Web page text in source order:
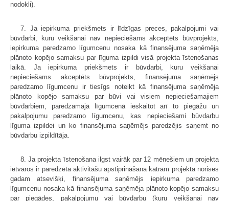
nodokli).
7. Ja iepirkuma priekšmets ir līdzīgas preces, pakalpojumi vai
būvdarbi, kuru veikšanai nav nepieciešams akceptēts būvprojekts,
iepirkuma paredzamo līgumcenu nosaka kā finansējuma saņēmēja
plānoto kopējo samaksu par līguma izpildi visā projekta īstenošanas
laikā. Ja iepirkuma priekšmets ir būvdarbi, kuru veikšanai
nepieciešams akceptēts būvprojekts, finansējuma saņēmējs
paredzamo līgumcenu ir tiesīgs noteikt kā finansējuma saņēmēja
plānoto kopējo samaksu par būvi vai visiem nepieciešamajiem
būvdarbiem, paredzamajā līgumcenā ieskaitot arī to piegāžu un
pakalpojumu paredzamo līgumcenu, kas nepieciešami būvdarbu
līguma izpildei un ko finansējuma saņēmējs paredzējis saņemt no
būvdarbu izpildītāja.
8. Ja projekta īstenošana ilgst vairāk par 12 mēnešiem un projekta
ietvaros ir paredzēta aktivitāšu apstiprināšana katram projekta norises
gadam atsevišķi, finansējuma saņēmējs iepirkuma paredzamo
līgumcenu nosaka kā finansējuma saņēmēja plānoto kopējo samaksu
par piegādes, pakalpojumu vai būvdarbu (kuru veikšanai nav